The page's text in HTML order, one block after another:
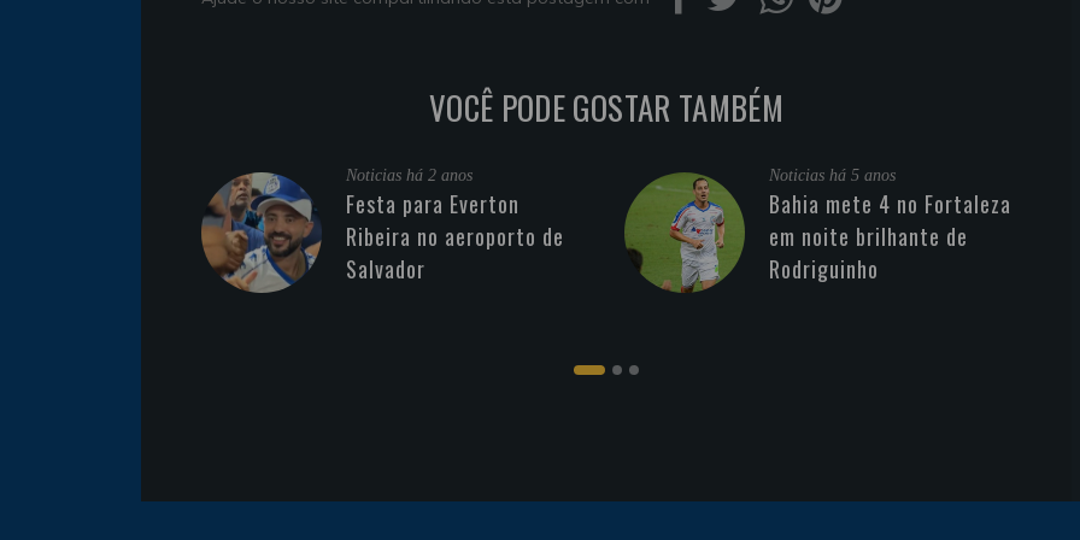
VOCÊ PODE GOSTAR TAMBÉM
Noticias há 2 anos
Festa para Everton
Ribeira no aeroporto de
Salvador
Noticias há 5 anos
Bahia mete 4 no Fortaleza
em noite brilhante de
Rodriguinho